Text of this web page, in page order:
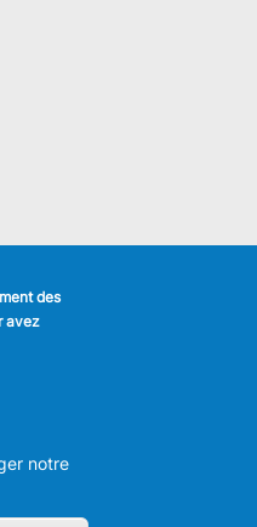
conduite et de
des
avez
notre